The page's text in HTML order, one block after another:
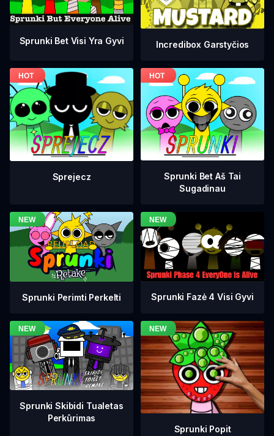
Sprunki Bet Visi Yra Gyvi Incredibox Garstyčios
Sprejecz
Sprunki Bet Aš Tai
Sugadinau
Sprunki Perimti Perkelti Sprunki Fazė 4 Visi Gyvi
Sprunki Skibidi Tualetas
Perkūrimas
Sprunki Popit